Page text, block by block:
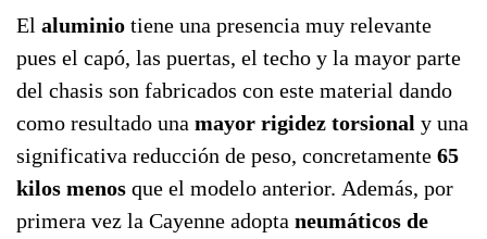
El aluminio tiene una presencia muy relevante
pues el capó, las puertas, el techo y la mayor parte
del chasis son fabricados con este material dando
como resultado una mayor rigidez torsional y una
significativa reducción de peso, concretamente 65
kilos menos que el modelo anterior. Además, por
primera vez la Cayenne adopta neumáticos de